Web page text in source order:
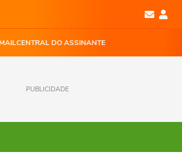
CENTRAL DO ASSINANTE
PUBLICIDADE